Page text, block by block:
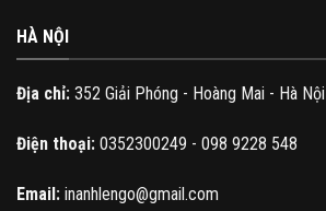
HÀ NỘI
Địa chỉ: 352 Giải Phóng - Hoàng Mai - Hà Nội
Điện thoại: 0352300249 - 098 9228 548
Email: inanhlengo@gmail.com